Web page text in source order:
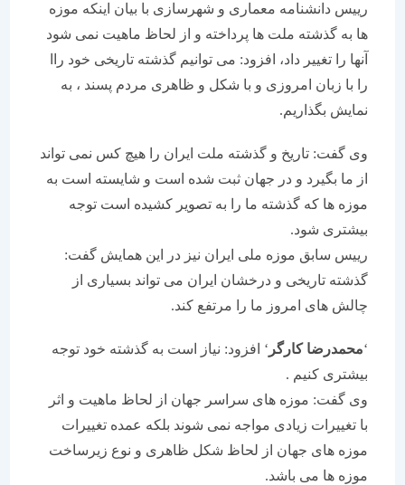
رییس دانشنامه معماری و شهرسازی با بیان اینكه موزه
ها به گذشته ملت ها پرداخته و از لحاظ ماهیت نمی شود
آنها را تغییر داد، افزود: می توانیم گذشته تاریخی خود راا
را با زبان امروزی و با شكل و ظاهری مردم پسند ، به
نمایش بگذاریم.
وی گفت: تاریخ و گذشته ملت ایران را هیچ كس نمی تواند
از ما بگیرد و در جهان ثبت شده است و شایسته است به
موزه ها كه گذشته ما را به تصویر كشیده است توجه
بیشتری شود.
رییس سابق موزه ملی ایران نیز در این همایش گفت:
گذشته تاریخی و درخشان ایران می تواند بسیاری از
چالش های امروز ما را مرتفع كند.
محمدرضا كارگر ‘ افزود: نیاز است به گذشته خود توجه
بیشتری كنیم .
وی گفت: موزه های سراسر جهان از لحاظ ماهیت و اثر
با تغییرات زیادی مواجه نمی شوند بلكه عمده تغییرات
موزه های جهان از لحاظ شكل ظاهری و نوع زیرساخت
موزه ها می باشد.